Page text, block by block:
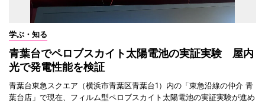
学ぶ・知る
青葉台でペロブスカイト太陽電池の実証実験 屋内
光で発電性能を検証
青葉台東急スクエア（横浜市青葉区青葉台1）内の「東急沿線の仲介 青
葉台店」で現在、フィルム型ペロブスカイト太陽電池の実証実験が進め